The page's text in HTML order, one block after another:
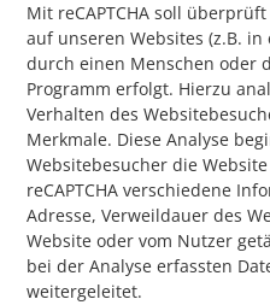
Mit reCAPTCHA soll
auf unseren Websites (z.B.
durch einen Menschen oder
Programm erfolgt. Hierzu
Verhalten des
Merkmale. Diese Analyse
Websitebesucher die
reCAPTCHA verschiedene
Adresse, Verweildauer des
Website oder vom Nutzer
bei der Analyse erfassten
weitergeleitet.